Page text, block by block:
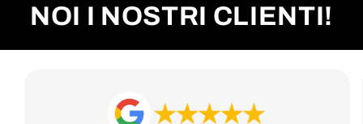
NOI I NOSTRI CLIENTI!